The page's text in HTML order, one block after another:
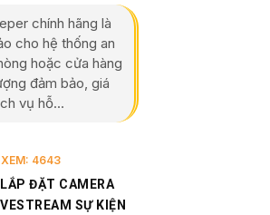
chính hãng là
cho hệ thống an
hoặc cửa hàng
đảm bảo, giá
vụ hỗ...
XEM: 4643
LẮP ĐẶT CAMERA
SỰ KIỆN